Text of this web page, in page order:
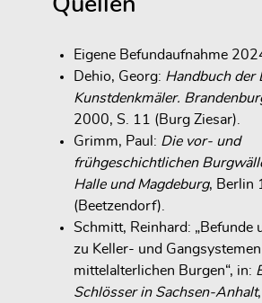
Eigene Befundaufnahme
Dehio, Georg: Handbuch der
Kunstdenkmäler.
2000, S. 11 (Burg Ziesar).
Grimm, Paul: Die vor- und
frühgeschichtlichen
Halle und Magdeburg, Berlin
(Beetzendorf).
Schmitt, Reinhard: „Befunde
zu Keller- und
mittelalterlichen Burgen“, in:
Schlösser in Sachsen-Anhalt